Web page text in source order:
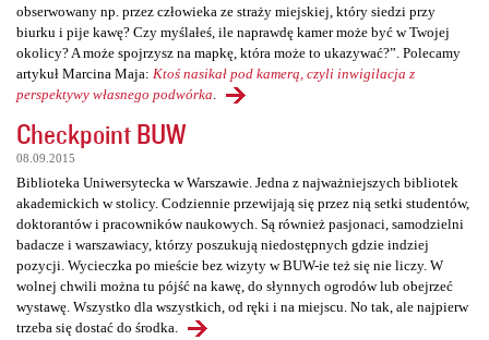
obserwowany np. przez człowieka ze straży miejskiej, który siedzi przy
biurku i pije kawę? Czy myślałeś, ile naprawdę kamer może być w Twojej
okolicy? A może spojrzysz na mapkę, która może to ukazywać?”. Polecamy
artykuł Marcina Maja: Ktoś nasikał pod kamerą, czyli inwigilacja z
perspektywy własnego podwórka
Checkpoint BUW
08.09.2015
Biblioteka Uniwersytecka w Warszawie. Jedna z najważniejszych bibliotek
akademickich w stolicy. Codziennie przewijają się przez nią setki studentów,
doktorantów i pracowników naukowych. Są również pasjonaci, samodzielni
badacze i warszawiacy, którzy poszukują niedostępnych gdzie indziej
pozycji. Wycieczka po mieście bez wizyty w BUW-ie też się nie liczy. W
wolnej chwili można tu pójść na kawę, do słynnych ogrodów lub obejrzeć
wystawę. Wszystko dla wszystkich, od ręki i na miejscu. No tak, ale najpierw
trzeba się dostać do środka.